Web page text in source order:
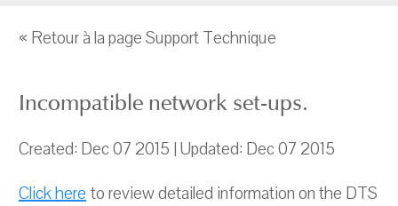
« Retour à la page Support Technique
Incompatible network set-ups.
Created: Dec 07 2015 | Updated: Dec 07 2015
Click here to review detailed information on the DTS